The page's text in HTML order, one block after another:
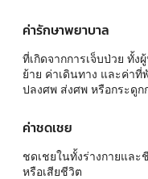
ค่ารักษาพยาบาล
ที่เกิดจากการเจ็บป่วย ทั้
ย้าย ค่าเดินทาง และค่า
ปลงศพ ส่งศพ หรือกระดูก
ค่าชดเชย
ชดเชยในทั้งร่างกายแล
หรือเสียชีวิต